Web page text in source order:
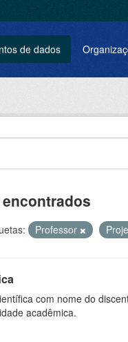
de dados
Professor
com nome do
acadêmica.